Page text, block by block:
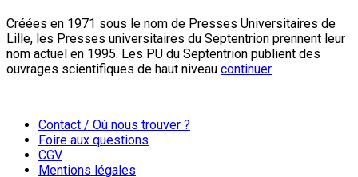
Créées en 1971 sous le nom de Presses Universitaires de
Lille, les Presses universitaires du Septentrion prennent leur
nom actuel en 1995. Les PU du Septentrion publient des
ouvrages scientifiques de haut niveau continuer
Contact / Où nous trouver ?
Foire aux questions
CGV
Mentions légales